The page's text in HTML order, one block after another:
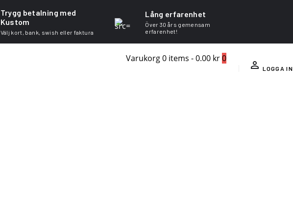
Trygg betalning med
Kustom
Välj kort, bank, swish eller faktura
Lång erfarenhet
Över 30 års gemensam
erfarenhet!
Varukorg0 items -0.00 kr0
LOGGA IN